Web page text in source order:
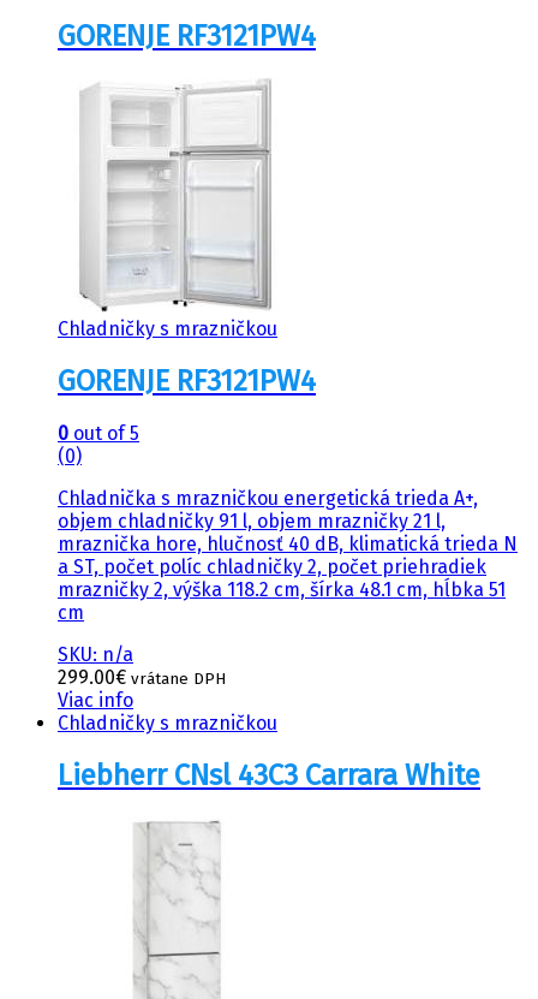
GORENJE RF3121PW4
Chladničky s mrazničkou
GORENJE RF3121PW4
0 out of 5
(0)
Chladnička s mrazničkou energetická trieda A+,
objem chladničky 91 l, objem mrazničky 21 l,
mraznička hore, hlučnosť 40 dB, klimatická trieda N
a ST, počet políc chladničky 2, počet priehradiek
mrazničky 2, výška 118.2 cm, šírka 48.1 cm, hĺbka 51
cm
SKU: n/a
299.00€ vrátane DPH
Viac info
Chladničky s mrazničkou
Liebherr CNsl 43C3 Carrara White